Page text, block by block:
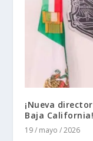
¡Nueva
Baja California!
19 / mayo / 2026